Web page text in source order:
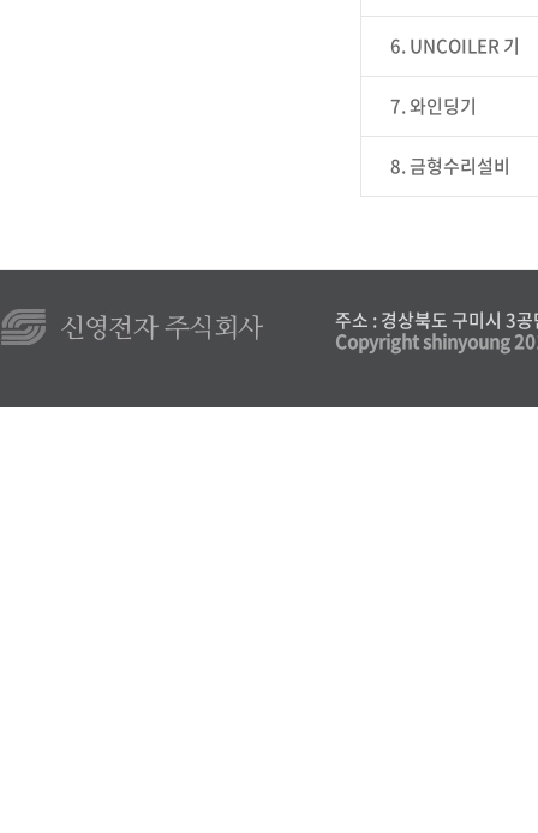
6. UNCOILER 기
7. 와인딩기
8. 금형수리설비
주소 : 경상북도 구미시 3
Copyright shinyoung